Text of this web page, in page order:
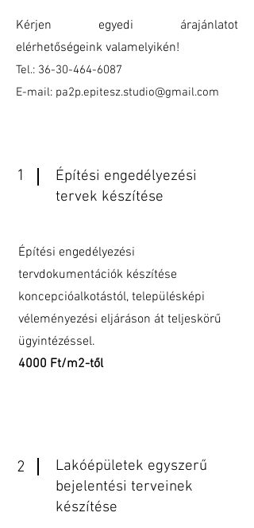
Kérjen egyedi árajánlatot
elérhetőségeink valamelyikén!
Tel.: 36-30-464-6087
E-mail: pa2p.epitesz.studio@gmail.com
1
Építési engedélyezési
tervek készítése
Építési engedélyezési
tervdokumentációk készítése
koncepcióalkotástól, településképi
véleményezési eljáráson át teljeskörű
ügyintézéssel.
4000 Ft/m2-től
2
Lakóépületek egyszerű
bejelentési terveinek
készítése